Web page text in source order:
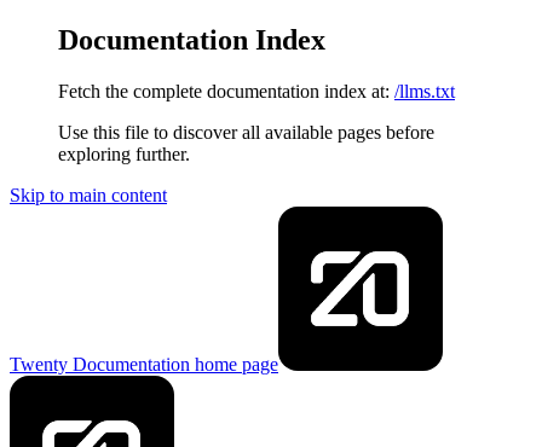
Documentation Index
Fetch the complete documentation index at: /llms.txt
Use this file to discover all available pages before
exploring further.
Skip to main content
Twenty Documentation home page